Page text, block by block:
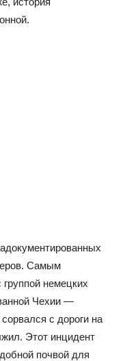
Самым
немецких
Чехии —
с дороги на
Этот инцидент
почвой для